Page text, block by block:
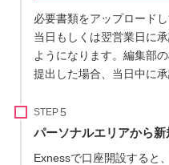
必要書類をアップロード
当日もしくは翌営業日に
ようになります。編集部
提出した場合、当日中に
STEP
パーソナルエリアから
Exnessで口座開設すると